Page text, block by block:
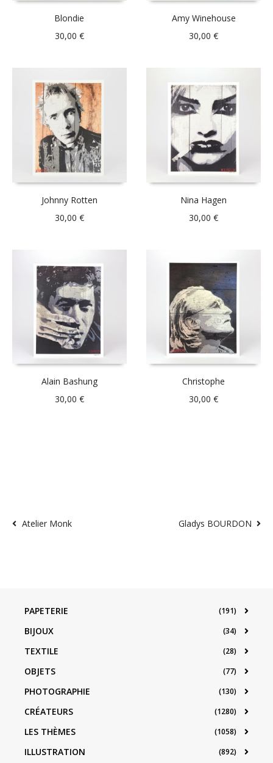
Blondie
30,00 €
Amy Winehouse
30,00€
Johnny Rotten
30,00 €
Nina Hagen
30,00€
Alain Bashung
30,00 €
Christophe
30,00€
Atelier Monk Gladys BOURDON
PAPETERIE (191)
BIJOUX (34)
TEXTILE (28)
OBJETS (77)
PHOTOGRAPHIE (130)
CRÉATEURS (1280)
LES THÈMES (1058)
ILLUSTRATION (892)